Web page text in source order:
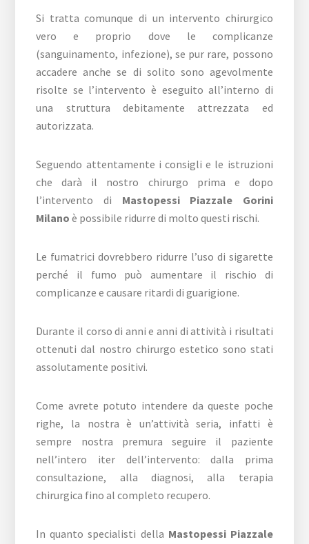
Si tratta comunque di un intervento chirurgico
vero e proprio dove le complicanze
(sanguinamento, infezione), se pur rare, possono
accadere anche se di solito sono agevolmente
risolte se l’intervento è eseguito all’interno di
una struttura debitamente attrezzata ed
autorizzata.
Seguendo attentamente i consigli e le istruzioni
che darà il nostro chirurgo prima e dopo
l’intervento di Mastopessi Piazzale Gorini
Milano è possibile ridurre di molto questi rischi.
Le fumatrici dovrebbero ridurre l’uso di sigarette
perché il fumo può aumentare il rischio di
complicanze e causare ritardi di guarigione.
Durante il corso di anni e anni di attività i risultati
ottenuti dal nostro chirurgo estetico sono stati
assolutamente positivi.
Come avrete potuto intendere da queste poche
righe, la nostra è un’attività seria, infatti è
sempre nostra premura seguire il paziente
nell’intero iter dell’intervento: dalla prima
consultazione, alla diagnosi, alla terapia
chirurgica fino al completo recupero.
In quanto specialisti della Mastopessi Piazzale